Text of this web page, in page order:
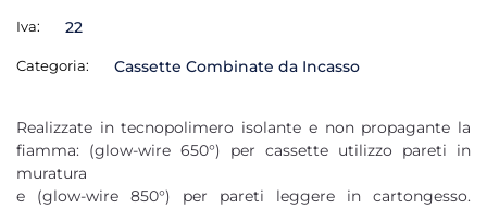
Iva: 22
Categoria: Cassette Combinate da Incasso
Realizzate in tecnopolimero isolante e non propagante la
fiamma: (glow-wire 650°) per cassette utilizzo pareti in
muratura
e (glow-wire 850°) per pareti leggere in cartongesso.